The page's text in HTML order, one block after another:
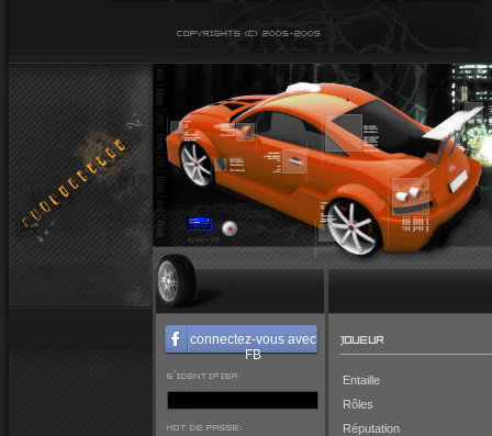
connectez-vous avec
FB
S'IDENTIFIER:
MOT DE PASSE:
JOUEUR
Entaille
Rôles
Réputation